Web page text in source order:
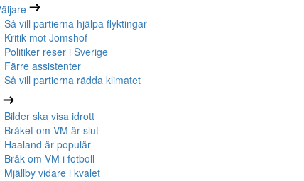
Så vill partierna hjälpa flyktingar
Kritik mot Jomshof
Politiker reser i Sverige
Färre assistenter
Så vill partierna rädda klimatet
Bilder ska visa idrott
Bråket om VM är slut
Haaland är populär
Bråk om VM i fotboll
Mjällby vidare i kvalet